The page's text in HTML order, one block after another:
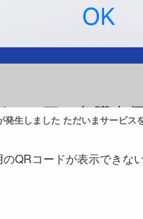
発生しました ただいまサービス
QRコードが表示できない